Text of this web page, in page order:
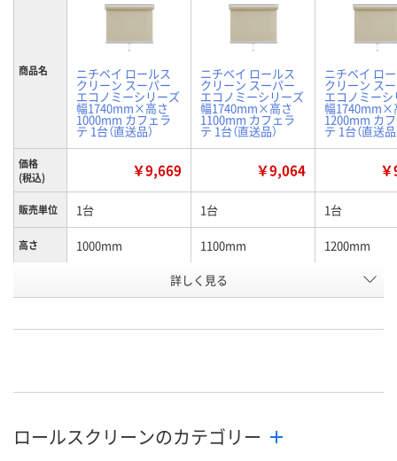
商品名 ニチベイ ロールス
クリーン スーパー
エコノミーシリーズ
幅1740mm×高さ
1000mm カフェラ
テ 1台（直送品）
ニチベイ ロールス
クリーン スーパー
エコノミーシリーズ
幅1740mm×高さ
1100mm カフェラ
テ 1台（直送品）
ニチベイ ロ
クリーン ス
エコノミー
幅1740mm×
1200mm カ
テ 1台（直送品
価格
(税込)
￥9,669 ￥9,064
販売単位 1台 1台 1台
高さ 1000mm 1100mm 1200mm
H854344 H854345
カゴへ カゴへ
詳しく見る
ロールスクリーンのカテゴリー